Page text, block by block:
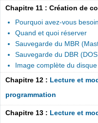
Chapitre 11 : Création de
Pourquoi avez-vous
Quand et quoi réserver
Sauvegarde du MBR
Sauvegarde du DBR
Image complète du disque
Chapitre 12 : Lecture et
programmation
Chapitre 13 : Lecture et